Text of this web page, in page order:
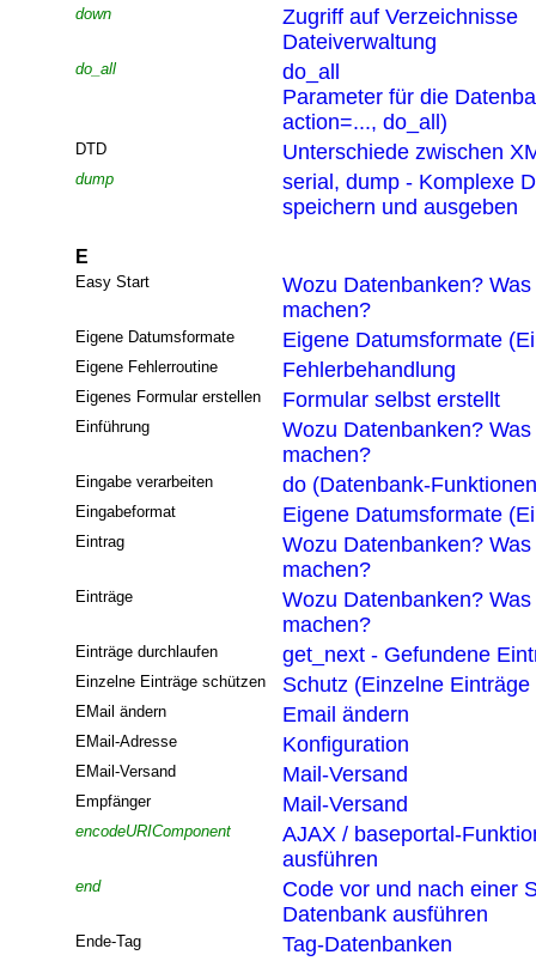
down
Zugriff auf Verzeichnisse
Dateiverwaltung
do_all
do_all
Parameter für die
action=..., do_all)
DTD Unterschiede zwischen
dump
serial, dump - Komplexe
speichern und ausgeben
E
Easy Start
Wozu Datenbanken?
machen?
Eigene Datumsformate Eigene Datumsformate
Eigene Fehlerroutine Fehlerbehandlung
Eigenes Formular erstellen Formular selbst erstellt
Einführung
Wozu Datenbanken?
machen?
Eingabe verarbeiten do (Datenbank-
Eingabeformat Eigene Datumsformate
Eintrag
Wozu Datenbanken?
machen?
Einträge
Wozu Datenbanken?
machen?
Einträge durchlaufen get_next - Gefundene
Einzelne Einträge schützen Schutz (Einzelne
EMail ändern Email ändern
EMail-Adresse Konfiguration
EMail-Versand Mail-Versand
Empfänger Mail-Versand
encodeURIComponent
AJAX / baseportal-
ausführen
end
Code vor und nach einer
Datenbank ausführen
Ende-Tag Tag-Datenbanken